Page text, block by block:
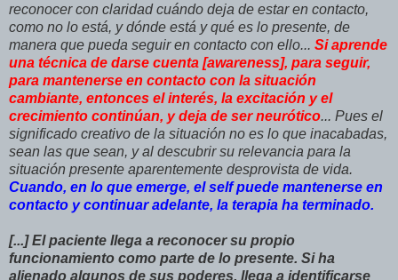
reconocer con claridad cuándo deja de estar en contacto,
como no lo está, y dónde está y qué es lo presente, de
manera que pueda seguir en contacto con ello... Si aprende
una técnica de darse cuenta [awareness], para seguir,
para mantenerse en contacto con la situación
cambiante, entonces el interés, la excitación y el
crecimiento continúan, y deja de ser neurótico... Pues el
significado creativo de la situación no es lo que inacabadas,
sean las que sean, y al descubrir su relevancia para la
situación presente aparentemente desprovista de vida.
Cuando, en lo que emerge, el self puede mantenerse en
contacto y continuar adelante, la terapia ha terminado.
[...] El paciente llega a reconocer su propio
funcionamiento como parte de lo presente. Si ha
alienado algunos de sus poderes, llega a identificarse